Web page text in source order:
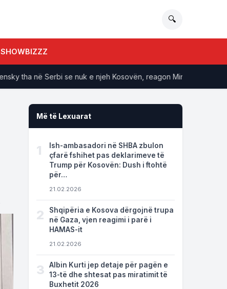
🔍
SHOWBIZZZ
tha në Serbi se nuk e njeh Kosovën, reagon Ministria e Jashtme
Më të Lexuarat
1
Ish-ambasadori në SHBA zbulon
çfarë fshihet pas deklarimeve të
Trump për Kosovën: Dush i ftohtë
për…
21.02.2026
2
Shqipëria e Kosova dërgojnë trupa
në Gaza, vjen reagimi i parë i
HAMAS-it
21.02.2026
3
Albin Kurti jep detaje për pagën e
13-të dhe shtesat pas miratimit të
Buxhetit 2026